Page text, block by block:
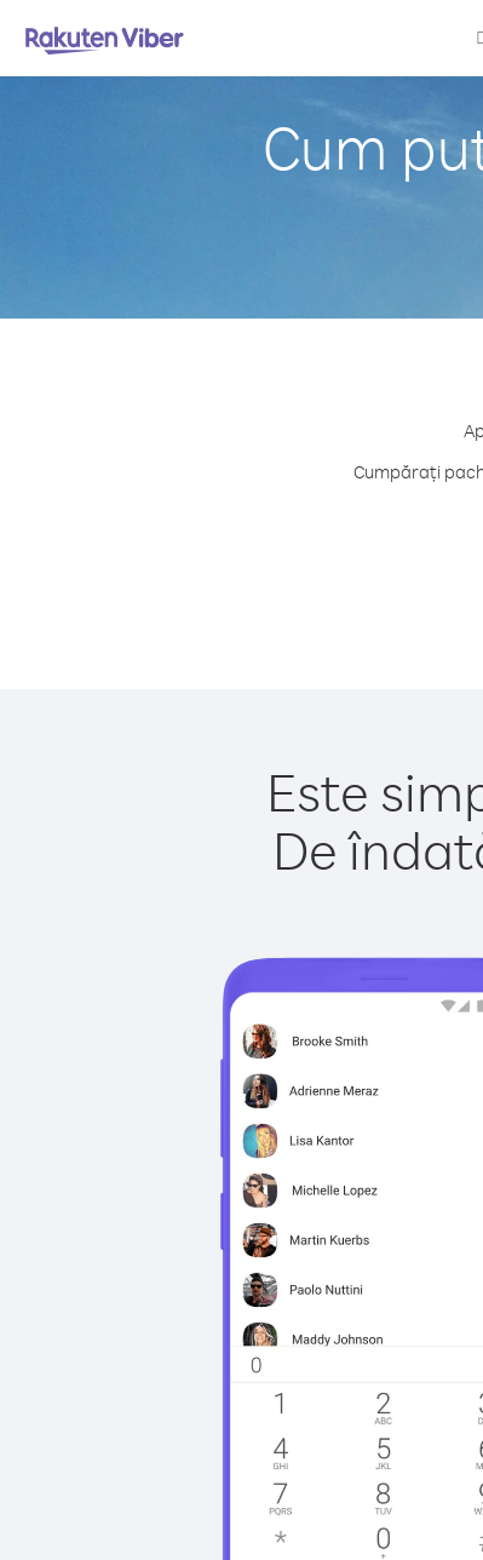
Cum
Cumpărați
Este
De